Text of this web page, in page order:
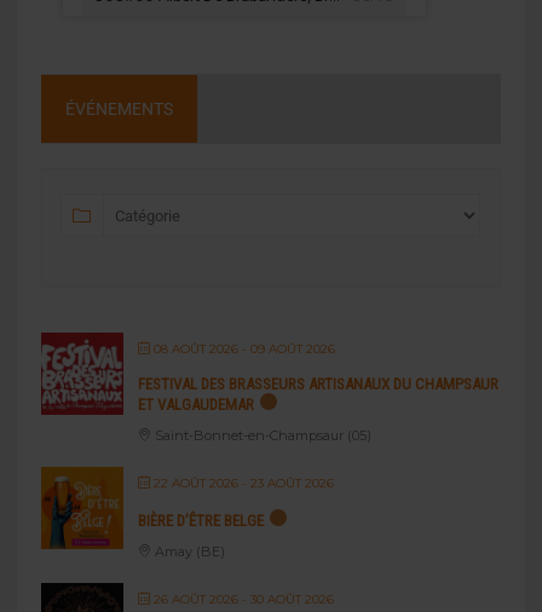
ÉVÉNEMENTS
08 AOÛT 2026- 09 AOÛT 2026
FESTIVAL DES BRASSEURS ARTISANAUX DU CHAMPSAUR
ET VALGAUDEMAR
Saint-Bonnet-en-Champsaur (05)
22 AOÛT 2026- 23 AOÛT 2026
BIÈRE D’ÊTRE BELGE
Amay (BE)
26 AOÛT 2026- 30 AOÛT 2026